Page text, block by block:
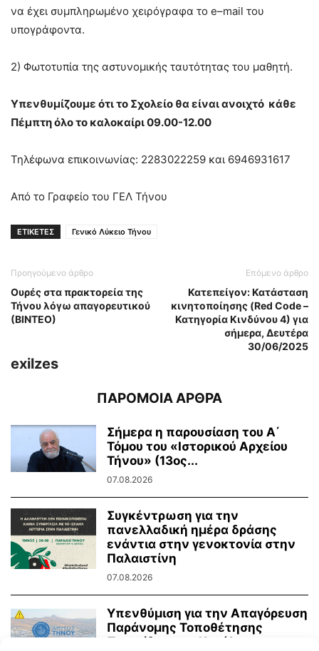
να έχει συμπληρωμένο χειρόγραφα το e–mail του
υπογράφοντα.
2) Φωτοτυπία της αστυνομικής ταυτότητας του μαθητή.
Υπενθυμίζουμε ότι το Σχολείο θα είναι ανοιχτό κάθε
Πέμπτη όλο το καλοκαίρι 09.00-12.00
Τηλέφωνα επικοινωνίας: 2283022259 και 6946931617
Από το Γραφείο του ΓΕΛ Τήνου
ΕΤΙΚΕΤΕΣ Γενικό Λύκειο Τήνου
Προηγούμενο άρθρο
Ουρές στα πρακτορεία της
Τήνου λόγω απαγορευτικού
(ΒΙΝΤΕΟ)
Επόμενο άρθρο
Κατεπείγον: Κατάσταση
κινητοποίησης (Red Code –
Κατηγορία Κινδύνου 4) για
σήμερα, Δευτέρα
30/06/2025
exilzes
ΠΑΡΟΜΟΙΑ ΑΡΘΡΑ
Σήμερα η παρουσίαση του Α΄
Τόμου του «Ιστορικού Αρχείου
Τήνου» (13ος...
07.08.2026
Συγκέντρωση για την
πανελλαδική ημέρα δράσης
ενάντια στην γενοκτονία στην
Παλαιστίνη
07.08.2026
Υπενθύμιση για την Απαγόρευση
Παράνομης Τοποθέτησης
Πινακίδων και Κατάληψης